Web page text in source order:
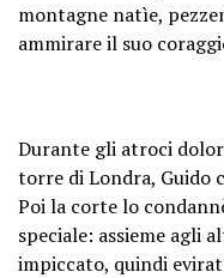
montagne natìe,
ammirare il suo
Durante gli atroci
torre di Londra, Guido
Poi la corte lo
speciale: assieme agli
impiccato, quindi